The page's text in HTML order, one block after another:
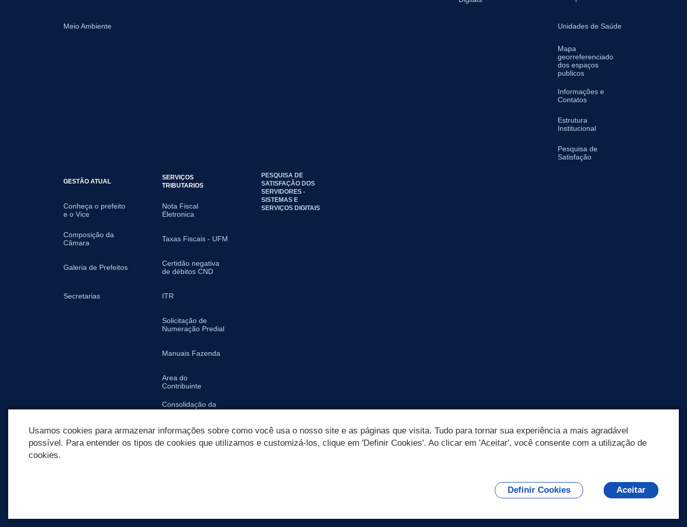
Meio Ambiente Unidades de Saúde
Mapa
georreferenciado
dos espaços
publicos
Informações e
Contatos
Estrutura
Institucional
Pesquisa de
Satisfação
GESTÃO ATUAL
Conheça o prefeito
e o Vice
Composição da
Câmara
Galeria de Prefeitos
Secretarias
SERVIÇOS
TRIBUTARIOS
Nota Fiscal
Eletronica
Taxas Fiscais - UFM
Certidão negativa
de débitos CND
ITR
Solicitação de
Numeração Predial
Manuais Fazenda
Area do
Contribuinte
Consolidação da
PESQUISA DE
SATISFAÇÃO DOS
SERVIDORES -
SISTEMAS E
SERVIÇOS DIGITAIS
Usamos cookies para armazenar informações sobre como você usa o nosso site e as páginas que visita. Tudo para tornar sua experiência a mais agradável
possível. Para entender os tipos de cookies que utilizamos e customizá-los, clique em 'Definir Cookies'. Ao clicar em 'Aceitar', você consente com a utilização de
cookies.
Definir Cookies Aceitar